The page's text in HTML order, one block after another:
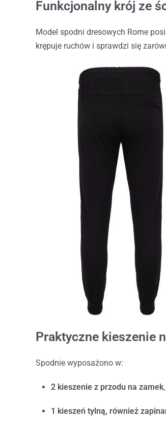
Funkcjonalny krój ze
Model spodni dresowych Rome
krępuje ruchów i sprawdzi się
Praktyczne kieszenie
Spodnie wyposażono w:
2 kieszenie z przodu na zamek,
1 kieszeń tylną, również